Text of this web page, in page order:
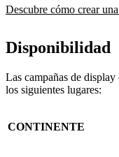
Descubre cómo crear
Disponibilidad
Las campañas de
los siguientes lugares:
CONTINENTE